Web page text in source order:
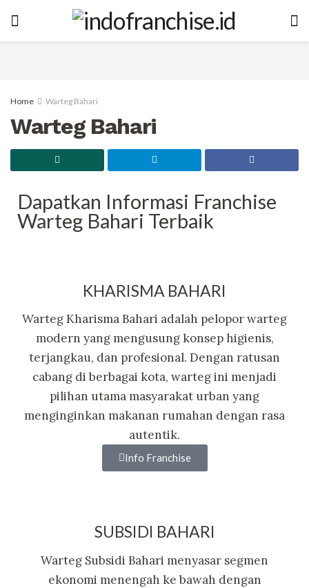
Home Warteg Bahari
Warteg Bahari
Dapatkan Informasi Franchise
Warteg Bahari Terbaik
KHARISMA BAHARI
Warteg Kharisma Bahari adalah pelopor warteg
modern yang mengusung konsep higienis,
terjangkau, dan profesional. Dengan ratusan
cabang di berbagai kota, warteg ini menjadi
pilihan utama masyarakat urban yang
menginginkan makanan rumahan dengan rasa
autentik.
Info Franchise
SUBSIDI BAHARI
Warteg Subsidi Bahari menyasar segmen
ekonomi menengah ke bawah dengan